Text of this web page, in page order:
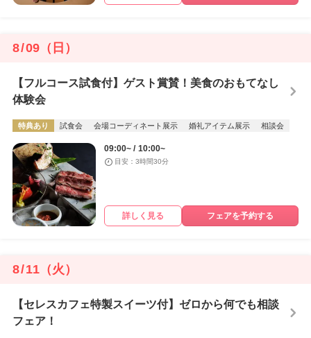
8/09 （日）
【フルコース試食付】ゲスト賞賛！美食のおもてなし
体験会
特典あり 試食会 会場コーディネート展示 婚礼アイテム展示 相談会
09:00~ 10:00~
目安：3時間30分
詳しく見る フェアを予約する
8/11 （火）
【セレスカフェ特製スイーツ付】ゼロから何でも相談
フェア！